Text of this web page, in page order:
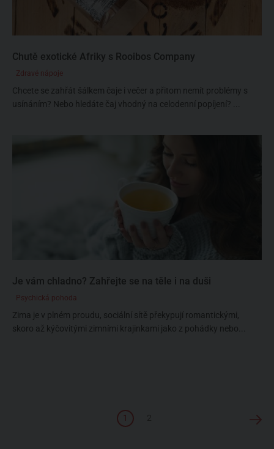
Chutě exotické Afriky s Rooibos Company
Zdravé nápoje
Chcete se zahřát šálkem čaje i večer a přitom nemít problémy s
usínáním? Nebo hledáte čaj vhodný na celodenní popíjení? ...
Je vám chladno? Zahřejte se na těle i na duši
Psychická pohoda
Zima je v plném proudu, sociální sítě překypují romantickými,
skoro až kýčovitými zimními krajinkami jako z pohádky nebo...
1